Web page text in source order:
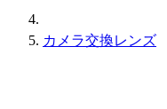
カメラ交換レンズ